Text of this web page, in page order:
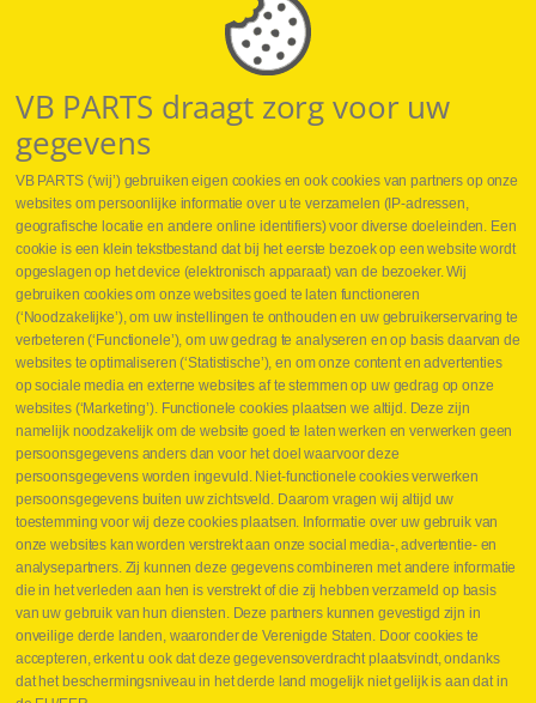
Volg ons op Social Media
Webshop
Nieuws
Jobs
Contact
Leveringen
Drukcontrole set
Persmaten
Herstellen cilinders
Hoe opmeten?
Hydrogroepen
Hydraulische slangen
Contact VB Parts
Abraham Hansstraat 7 ,B-8800 Roeselare
Tel. +32 (0)51 24 06 05
E-mail info@vbparts.be
⏳ Laatste maand Webtec-promotie!
VB PARTS draagt zorg voor uw
gegevens
VB PARTS (‘wij’) gebruiken eigen cookies en ook cookies van partners op onze
websites om persoonlijke informatie over u te verzamelen (IP-adressen,
geografische locatie en andere online identifiers) voor diverse doeleinden. Een
cookie is een klein tekstbestand dat bij het eerste bezoek op een website wordt
opgeslagen op het device (elektronisch apparaat) van de bezoeker. Wij
gebruiken cookies om onze websites goed te laten functioneren
(‘Noodzakelijke’), om uw instellingen te onthouden en uw gebruikerservaring te
verbeteren (‘Functionele’), om uw gedrag te analyseren en op basis daarvan de
websites te optimaliseren (‘Statistische’), en om onze content en advertenties
op sociale media en externe websites af te stemmen op uw gedrag op onze
websites (‘Marketing’). Functionele cookies plaatsen we altijd. Deze zijn
namelijk noodzakelijk om de website goed te laten werken en verwerken geen
persoonsgegevens anders dan voor het doel waarvoor deze
persoonsgegevens worden ingevuld. Niet-functionele cookies verwerken
persoonsgegevens buiten uw zichtsveld. Daarom vragen wij altijd uw
toestemming voor wij deze cookies plaatsen. Informatie over uw gebruik van
onze websites kan worden verstrekt aan onze social media-, advertentie- en
analysepartners. Zij kunnen deze gegevens combineren met andere informatie
die in het verleden aan hen is verstrekt of die zij hebben verzameld op basis
van uw gebruik van hun diensten. Deze partners kunnen gevestigd zijn in
onveilige derde landen, waaronder de Verenigde Staten. Door cookies te
accepteren, erkent u ook dat deze gegevensoverdracht plaatsvindt, ondanks
dat het beschermingsniveau in het derde land mogelijk niet gelijk is aan dat in